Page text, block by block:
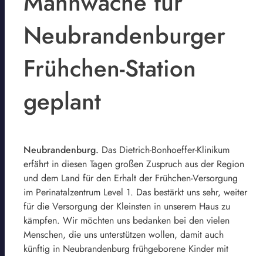
Neubrandenburger
Frühchen-Station
geplant
Neubrandenburg. Das Dietrich-Bonhoeffer-Klinikum
erfährt in diesen Tagen großen Zuspruch aus der Region
und dem Land für den Erhalt der Frühchen-Versorgung
im Perinatalzentrum Level 1. Das bestärkt uns sehr, weiter
für die Versorgung der Kleinsten in unserem Haus zu
kämpfen. Wir möchten uns bedanken bei den vielen
Menschen, die uns unterstützen wollen, damit auch
künftig in Neubrandenburg frühgeborene Kinder mit